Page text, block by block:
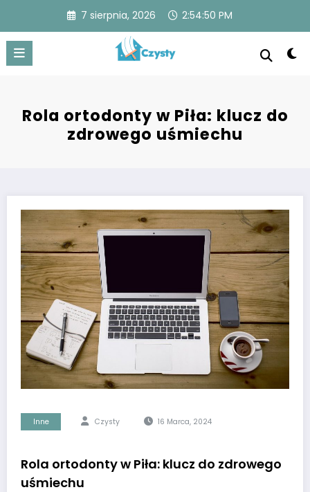
content
7 sierpnia, 2026 2:54:50 PM
Rola ortodonty w Piła: klucz do
zdrowego uśmiechu
Inne Czysty 16 Marca, 2024
Rola ortodonty w Piła: klucz do zdrowego
uśmiechu